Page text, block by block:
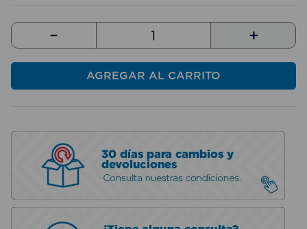
＋
－
AGREGAR AL CARRITO